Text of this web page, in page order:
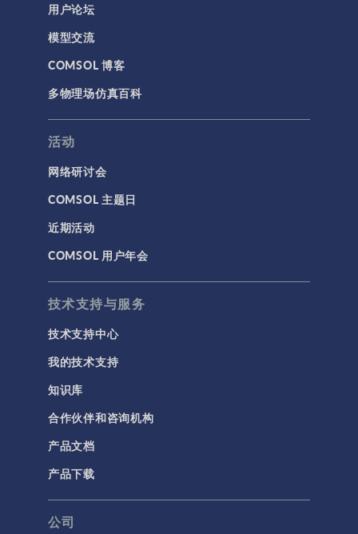
用户论坛
模型交流
COMSOL 博客
多物理场仿真百科
活动
网络研讨会
COMSOL 主题日
近期活动
COMSOL 用户年会
技术支持与服务
技术支持中心
我的技术支持
知识库
合作伙伴和咨询机构
产品文档
产品下载
公司